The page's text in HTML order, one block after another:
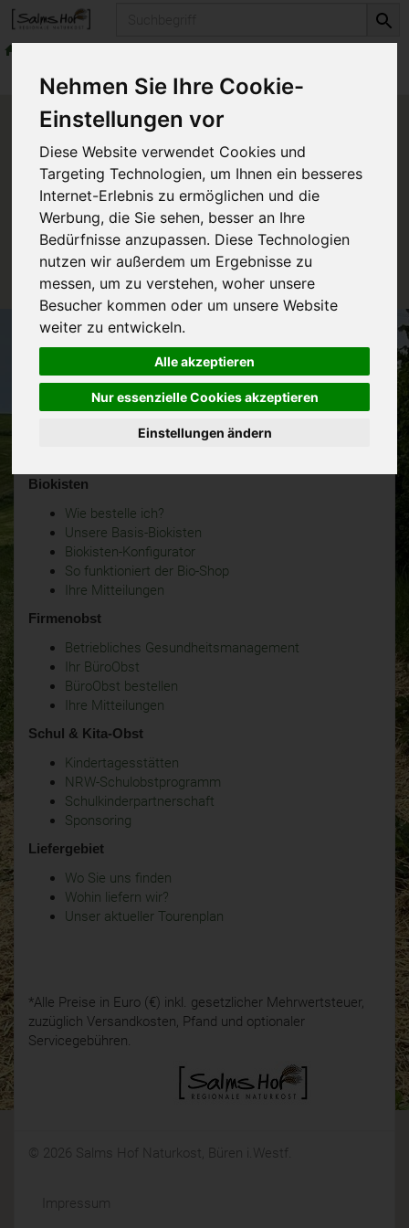
Nehmen Sie Ihre Cookie-
Einstellungen vor
Diese Website verwendet Cookies und
Targeting Technologien, um Ihnen ein besseres
Internet-Erlebnis zu ermöglichen und die
Werbung, die Sie sehen, besser an Ihre
Bedürfnisse anzupassen. Diese Technologien
nutzen wir außerdem um Ergebnisse zu
messen, um zu verstehen, woher unsere
Besucher kommen oder um unsere Website
weiter zu entwickeln.
Alle akzeptieren
Nur essenzielle Cookies akzeptieren
Einstellungen ändern
Produkte
Produkt "Fruchtschnitte
Kokos" nicht verfügbar.
Das von Ihnen gesuchte Produkt ist leider zur Zeit
nicht verfügbar.
Biokisten
Wie bestelle ich?
Unsere Basis-Biokisten
Biokisten-Konfigurator
So funktioniert der Bio-Shop
Ihre Mitteilungen
Firmenobst
Betriebliches Gesundheitsmanagement
Ihr BüroObst
BüroObst bestellen
Ihre Mitteilungen
Schul & Kita-Obst
Kindertagesstätten
NRW-Schulobstprogramm
Schulkinderpartnerschaft
Sponsoring
Liefergebiet
Wo Sie uns finden
Wohin liefern wir?
Unser aktueller Tourenplan
*Alle Preise in Euro (€) inkl. gesetzlicher Mehrwertsteuer,
zuzüglich Versandkosten, Pfand und optionaler
Servicegebühren.
© 2026 Salms Hof Naturkost, Büren i.Westf.
Impressum